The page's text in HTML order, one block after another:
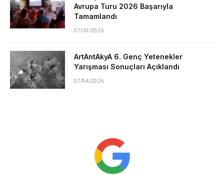
Avrupa Turu 2026 Başarıyla
Tamamlandı
07/10/2026
ArtAntAkyA 6. Genç Yetenekler
Yarışması Sonuçları Açıklandı
07/04/2026